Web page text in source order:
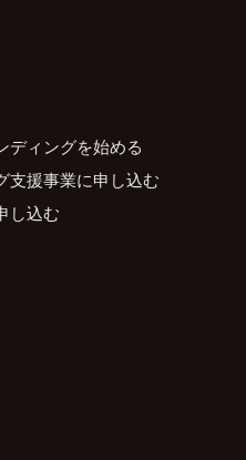
ディングを始める
支援事業に申し込む
し込む